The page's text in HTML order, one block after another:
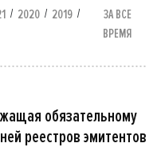
/ 2020 / 2019 /
ЗА ВСЕ
ВРЕМЯ
обязательному
реестров эмитентов